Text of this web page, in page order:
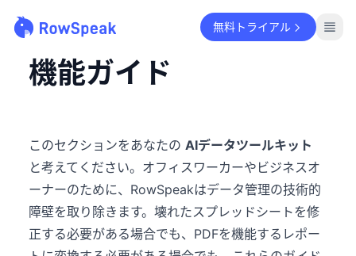
無料トライアル
機能ガイド
このセクションをあなたの AIデータツールキット
と考えてください。オフィスワーカーやビジネスオ
ーナーのために、RowSpeakはデータ管理の技術的
障壁を取り除きます。壊れたスプレッドシートを修
正する必要がある場合でも、PDFを機能するレポー